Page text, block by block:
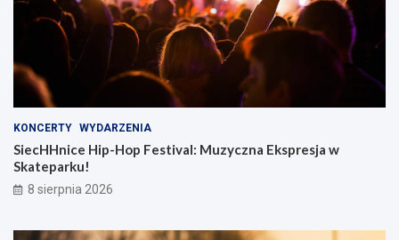
KONCERTY WYDARZENIA
SiecHHnice Hip-Hop Festival: Muzyczna Ekspresja w
Skateparku!
8 sierpnia 2026